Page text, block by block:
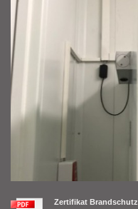
Zertifikat Brandschutz